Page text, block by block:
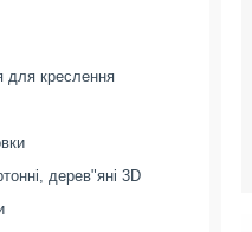
для креслення
дерев"яні 3D